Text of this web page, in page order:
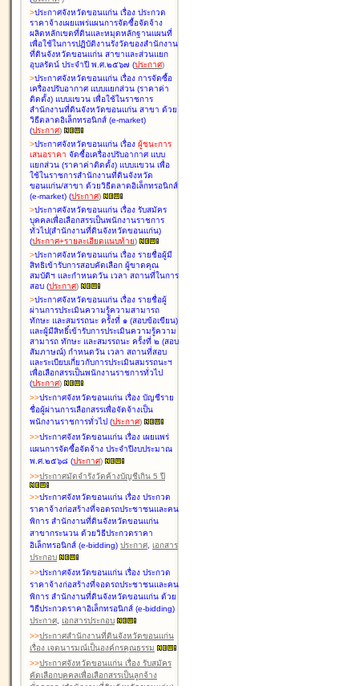
>ประกาศจังหวัดขอนแก่น เรื่อง ประกวด
ราคาจ้างเผยแพร่แผนการจัดซื้อจัดจ้าง
ผลิตหลักเขตที่ดินและหมุดหลักฐานแผนที่
เพื่อใช้ในการปฏิบัติงานรังวัดของสำนักงาน
ที่ดินจังหวัดขอนแก่น สาขาและส่วนแยก
อุบลรัตน์ ประจำปี พ.ศ.๒๕๖๗ (ประกาศ)
>ประกาศจังหวัดขอนแก่น เรื่อง การจัดซื้อ
เครื่องปรับอากาศ แบบแยกส่วน (ราคาค่า
ติดตั้ง) แบบแขวน เพื่อใช้ในราชการ
สำนักงานที่ดินจังหวัดขอนแก่น สาขา ด้วย
วิธีตลาดอิเล็กทรอนิกส์ (e-market)
(ประกาศ)
>ประกาศจังหวัดขอนแก่น เรื่อง ผู้ชนะการ
เสนอราคา จัดซื้อเครื่องปรับอากาศ แบบ
แยกส่วน (ราคาค่าติดตั้ง) แบบแขวน เพื่อ
ใช้ในราชการสำนักงานที่ดินจังหวัด
ขอนแก่น/สาขา ด้วยวิธีตลาดอิเล็กทรอนิกส์
(e-market) (ประกาศ)
>ประกาศจังหวัดขอนแก่น เรื่อง รับสมัคร
บุคคลเพื่อเลือกสรรเป็นพนักงานราชการ
ทั่วไป(สำนักงานที่ดินจังหวัดขอนแก่น)
(ประกาศ+รายละเอียดแนบท้าย)
>ประกาศจังหวัดขอนแก่น เรื่อง รายชื่อผู้มี
สิทธิเข้ารับการสอบคัดเลือก ผู้ขาดคุณ
สมบัติฯ และกำหนดวัน เวลา สถานที่ในการ
สอบ (ประกาศ)
>ประกาศจังหวัดขอนแก่น เรื่อง รายชื่อผู้
ผ่านการประเมินความรู้ความสามารถ
ทักษะ และสมรรถนะ ครั้งที่ ๑ (สอบข้อเขียน)
และผู้มีสิทธิ์เข้ารับการประเมินความรู้ความ
สามารถ ทักษะ และสมรรถนะ ครั้งที่ ๒ (สอบ
สัมภาษณ์) กำหนดวัน เวลา สถานที่สอบ
และระเบียบเกี่ยวกับการประเมินสมรรถนะฯ
เพื่อเลือกสรรเป็นพนักงานราชการทั่วไป
(ประกาศ)
>>ประกาศจังหวัดขอนแก่น เรื่อง บัญชีราย
ชื่อผู้ผ่านการเลือกสรรเพื่อจัดจ้างเป็น
พนักงานราชการทั่วไป (ประกาศ)
>>ประกาศจังหวัดขอนแก่น เรื่อง เผยแพร่
แผนการจัดซื้อจัดจ้าง ประจำปีงบประมาณ
พ.ศ.๒๕๖๘ (ประกาศ)
>>ประกาศมัดจำรังวัดค้างบัญชีเกิน 5 ปี
>>ประกาศจังหวัดขอนแก่น เรื่อง ประกวด
ราคาจ้างก่อสร้างที่จอดรถประชาชนและคน
พิการ สำนักงานที่ดินจังหวัดขอนแก่น
สาขากระนวน ด้วยวิธีประกวดราคา
อิเล็กทรอนิกส์ (e-bidding) ประกาศ, เอกสาร
ประกอบ
>>ประกาศจังหวัดขอนแก่น เรื่อง ประกวด
ราคาจ้างก่อสร้างที่จอดรถประชาชนและคน
พิการ สำนักงานที่ดินจังหวัดขอนแก่น ด้วย
วิธีประกวดราคาอิเล็กทรอนิกส์ (e-bidding)
ประกาศ, เอกสารประกอบ
>>ประกาศสำนักงานที่ดินจังหวัดขอนแก่น
เรื่อง เจตนารมณ์เป็นองค์กรคุณธรรม
>>ประกาศจังหวัดขอนแก่น เรื่อง รับสมัคร
คัดเลือกบุคคลเพื่อเลือกสรรเป็นลูกจ้าง